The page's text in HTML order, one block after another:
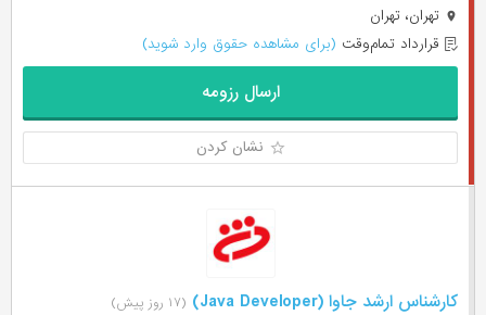
تهران، تهران
قرارداد تمام‌وقت (برای مشاهده حقوق وارد شوید)
ارسال رزومه
نشان کردن
کارشناس ارشد جاوا (Java Developer) (۱۷ روز پیش)